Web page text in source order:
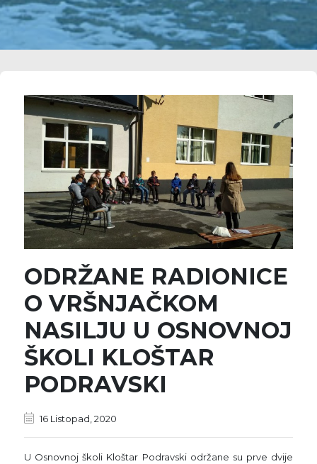
ODRŽANE RADIONICE
O VRŠNJAČKOM
NASILJU U OSNOVNOJ
ŠKOLI KLOŠTAR
PODRAVSKI
16 Listopad, 2020
U Osnovnoj školi Kloštar Podravski održane su prve dvije